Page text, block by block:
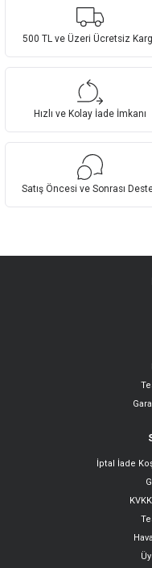
500 TL ve Üzeri Ücretsiz
Hızlı ve Kolay İade İmkanı
Satış Öncesi ve Sonrası
İptal İade